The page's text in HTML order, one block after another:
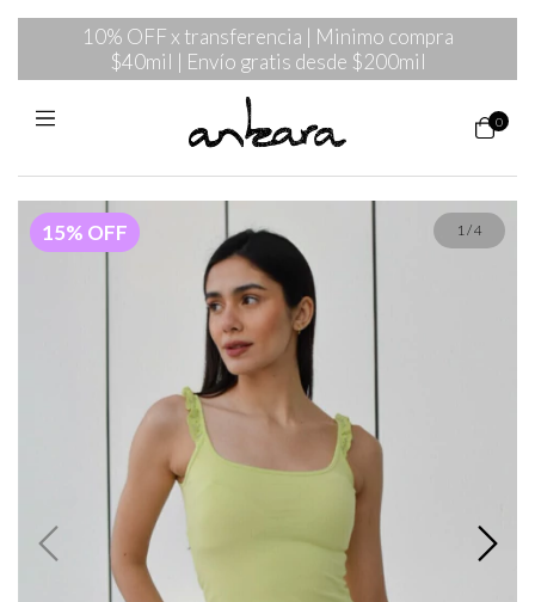
10% OFF x transferencia | Minimo compra
$40mil | Envío gratis desde $200mil
0
15% OFF 1/4